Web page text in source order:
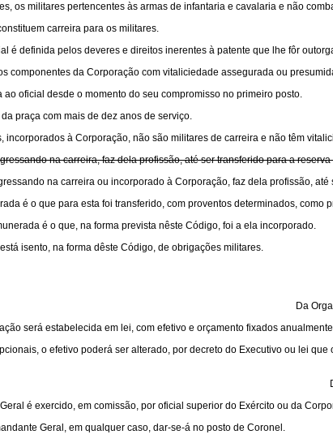
os militares pertencentes às armas de infantaria e cavalaria e não
carreira para os militares.
é definida pelos deveres e direitos inerentes à patente que lhe fôr
componentes da Corporação com vitaliciedade assegurada ou
ao oficial desde o momento do seu compromisso no primeiro posto.
praça com mais de dez anos de serviço.
incorporados à Corporação, não são militares de carreira e não têm
na carreira, faz dela profissão, até ser transferido para a
na carreira ou incorporado à Corporação, faz dela profissão,
é o que para esta foi transferido, com proventos determinados, como
é o que, na forma prevista nêste Código, foi a ela incorporado.
isento, na forma dêste Código, de obrigações militares.
Da
será estabelecida em lei, com efetivo e orçamento fixados
o efetivo poderá ser alterado, por decreto do Executivo ou lei
é exercido, em comissão, por oficial superior do Exército ou da
Geral, em qualquer caso, dar-se-á no posto de Coronel.